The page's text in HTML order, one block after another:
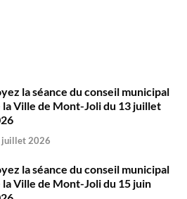
la séance du conseil municipal
la Ville de Mont-Joli du 13 juillet
juillet 2026
la séance du conseil municipal
la Ville de Mont-Joli du 15 juin